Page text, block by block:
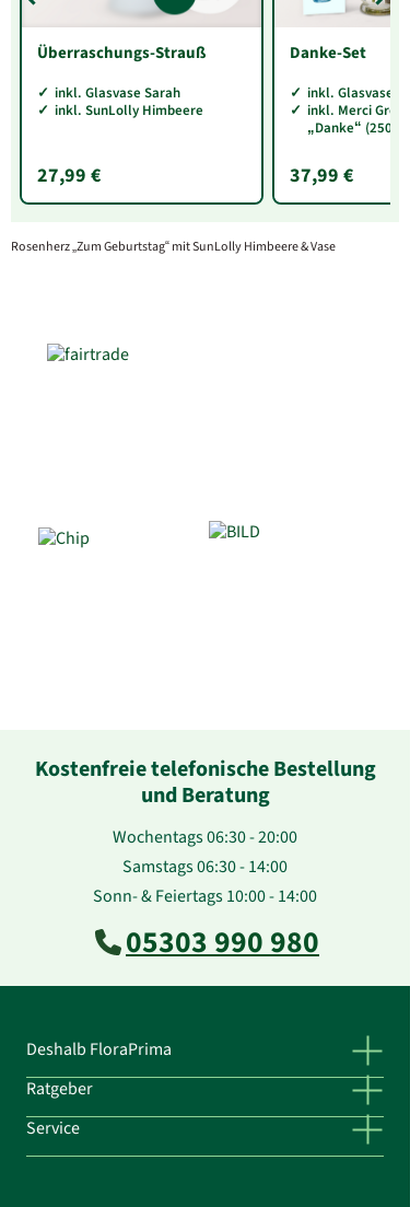
Überraschungs-Strauß
inkl. Glasvase Sarah
inkl. SunLolly Himbeere
27,99 €
Danke-Set
inkl. Glasvase
inkl. Merci
„Danke“ (250 g)
37,99 €
Rosenherz „Zum Geburtstag“ mit SunLolly Himbeere & Vase
Kostenfreie telefonische Bestellung
und Beratung
Wochentags 06:30 - 20:00
Samstags 06:30 - 14:00
Sonn- & Feiertags 10:00 - 14:00
05303 990 980
Deshalb FloraPrima
Ratgeber
Service